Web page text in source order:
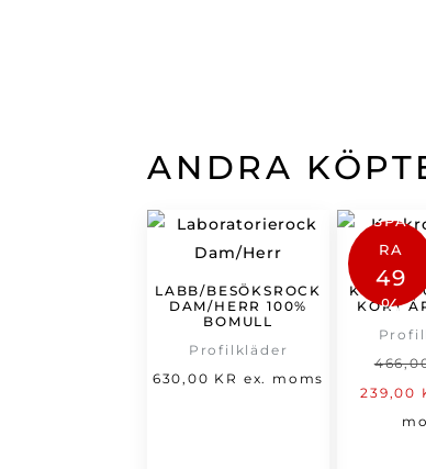
ANDRA
LABB/BESÖKSROCK
DAM/HERR 100%
BOMULL
Profilkläder
630,00 KR ex. moms
SPA
RA
49
%
KORT
239,00